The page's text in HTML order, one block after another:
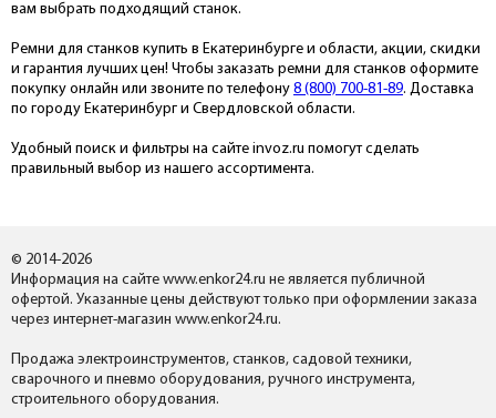
вам выбрать подходящий станок.
Ремни для станков купить в Екатеринбурге и области, акции, скидки
и гарантия лучших цен! Чтобы заказать ремни для станков оформите
покупку онлайн или звоните по телефону 8 (800) 700-81-89. Доставка
по городу Екатеринбург и Свердловской области.
Удобный поиск и фильтры на сайте invoz.ru помогут сделать
правильный выбор из нашего ассортимента.
© 2014-2026
Информация на сайте www.enkor24.ru не является публичной
офертой. Указанные цены действуют только при оформлении заказа
через интернет-магазин www.enkor24.ru.
Продажа электроинструментов, станков, садовой техники,
сварочного и пневмо оборудования, ручного инструмента,
строительного оборудования.